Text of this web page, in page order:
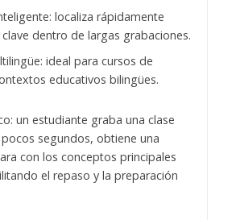
localiza rápidamente
dentro de largas grabaciones.
ideal para cursos de
educativos bilingües.
un estudiante graba una clase
segundos, obtiene una
con los conceptos principales
el repaso y la preparación